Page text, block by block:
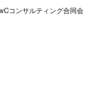
コンサルティング合同会